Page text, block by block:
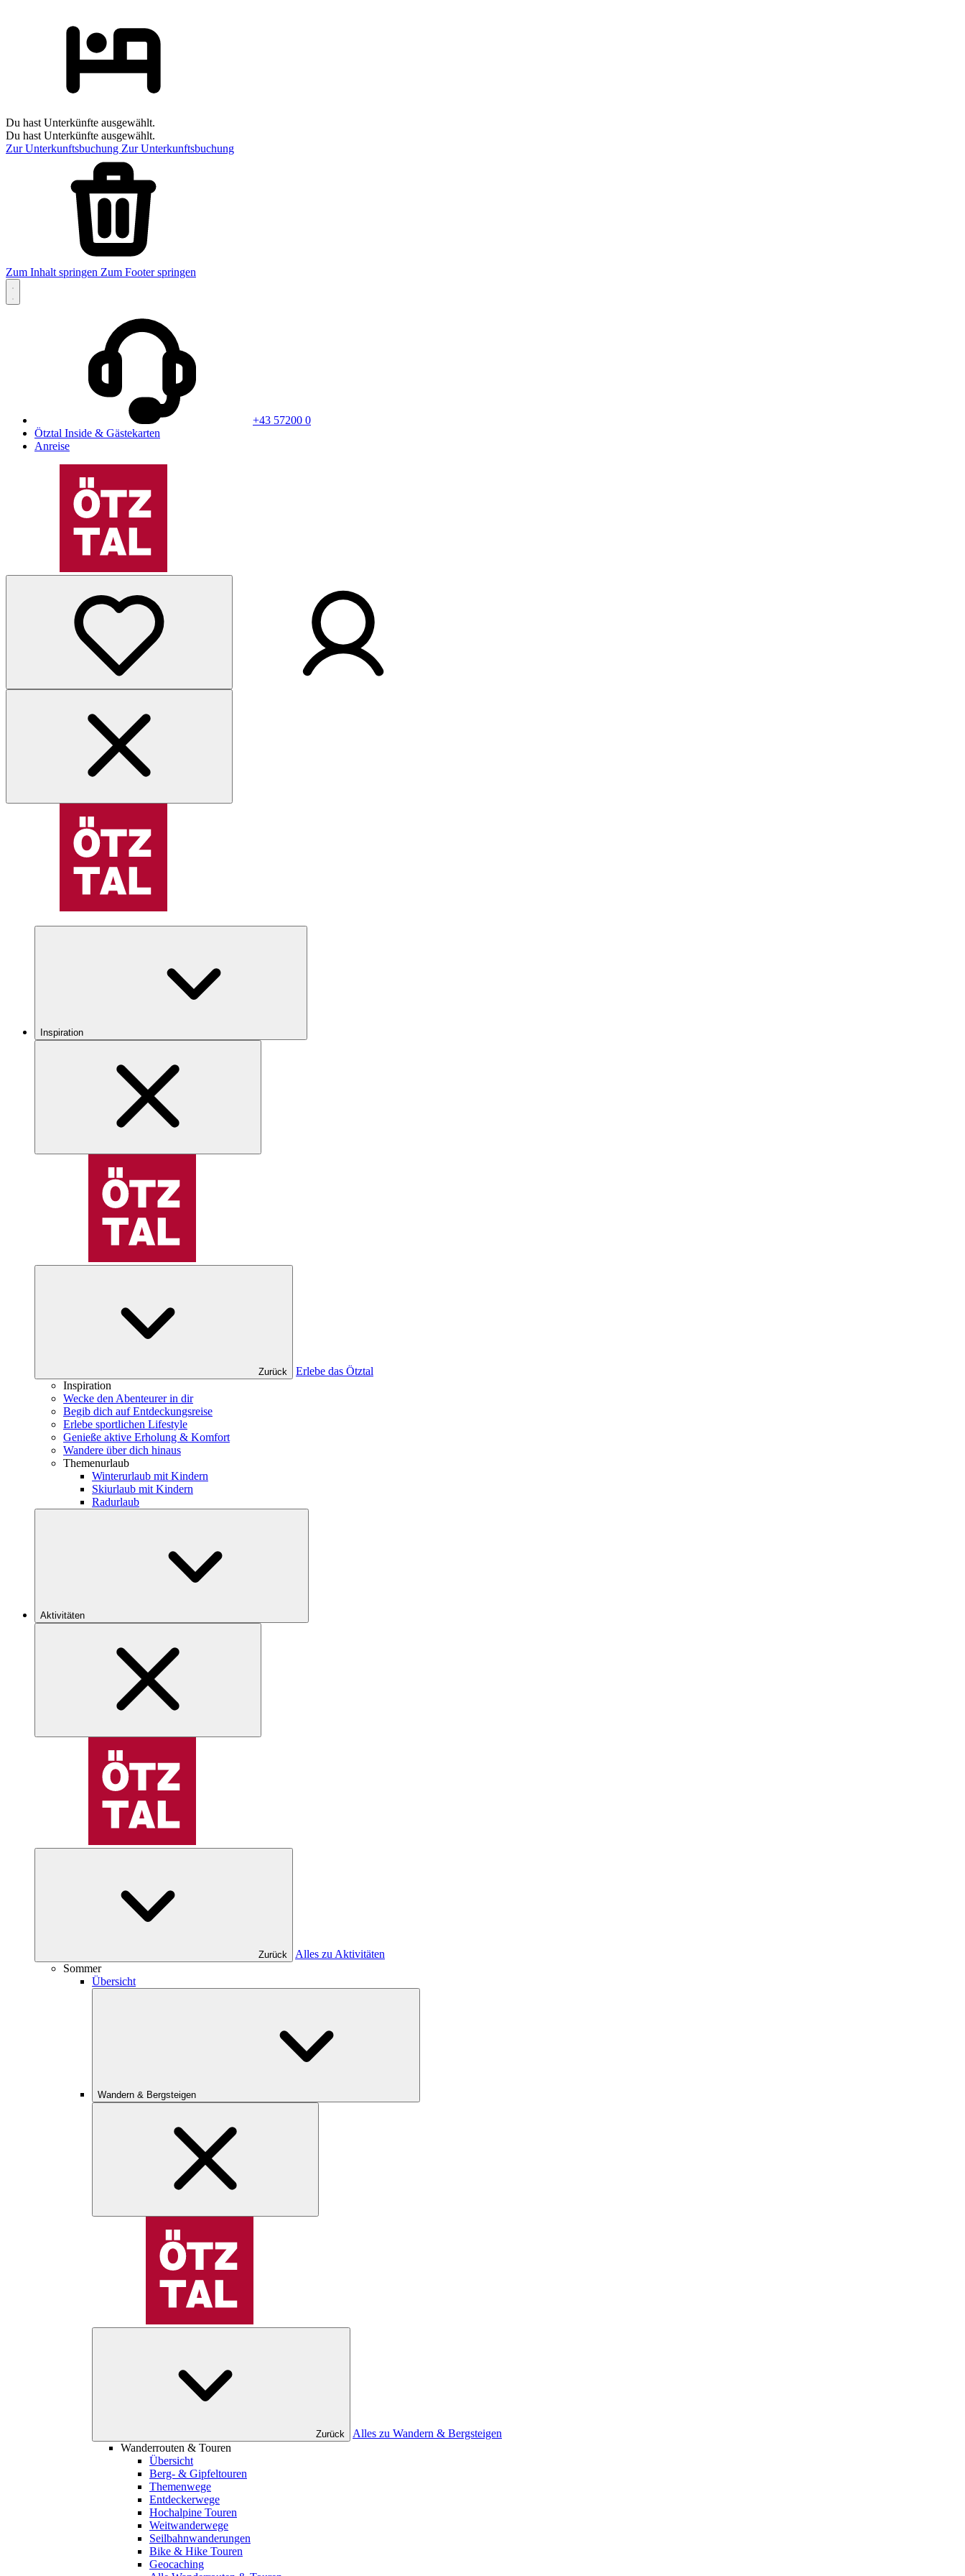
Du hast Unterkünfte ausgewählt.
Du hast Unterkünfte ausgewählt.
Zur Unterkunftsbuchung Zur Unterkunftsbuchung
Zum Inhalt springen Zum Footer springen
+43 57200 0
Ötztal Inside & Gästekarten
Anreise
Inspiration
Zurück
Erlebe das Ötztal
Inspiration
Wecke den Abenteurer in dir
Begib dich auf Entdeckungsreise
Erlebe sportlichen Lifestyle
Genieße aktive Erholung & Komfort
Wandere über dich hinaus
Themenurlaub
Winterurlaub mit Kindern
Skiurlaub mit Kindern
Radurlaub
Aktivitäten
Zurück
Alles zu Aktivitäten
Sommer
Übersicht
Wandern & Bergsteigen
Zurück
Alles zu Wandern & Bergsteigen
Wanderrouten & Touren
Übersicht
Berg- & Gipfeltouren
Themenwege
Entdeckerwege
Hochalpine Touren
Weitwanderwege
Seilbahnwanderungen
Bike & Hike Touren
Geocaching